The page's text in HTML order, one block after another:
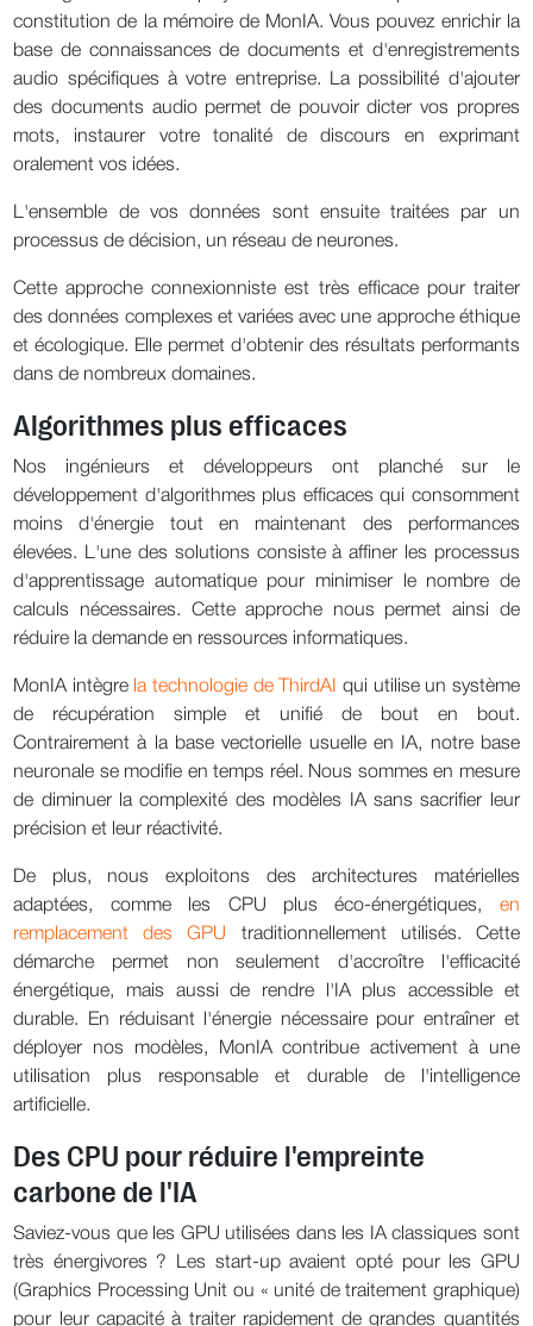
constitution de la mémoire de MonIA. Vous pouvez enrichir la
base de connaissances de documents et d'enregistrements
audio spécifiques à votre entreprise. La possibilité d'ajouter
des documents audio permet de pouvoir dicter vos propres
mots, instaurer votre tonalité de discours en exprimant
oralement vos idées.
L'ensemble de vos données sont ensuite traitées par un
processus de décision, un réseau de neurones.
Cette approche connexionniste est très efficace pour traiter
des données complexes et variées avec une approche éthique
et écologique. Elle permet d'obtenir des résultats performants
dans de nombreux domaines.
Algorithmes plus efficaces
Nos ingénieurs et développeurs ont planché sur le
développement d'algorithmes plus efficaces qui consomment
moins d'énergie tout en maintenant des performances
élevées. L'une des solutions consiste à affiner les processus
d'apprentissage automatique pour minimiser le nombre de
calculs nécessaires. Cette approche nous permet ainsi de
réduire la demande en ressources informatiques.
MonIA intègre la technologie de ThirdAI
qui utilise un système
de récupération simple et unifié de bout en bout.
Contrairement à la base vectorielle usuelle en IA, notre base
neuronale se modifie en temps réel. Nous sommes en mesure
de diminuer la complexité des modèles IA sans sacrifier leur
précision et leur réactivité.
De plus, nous exploitons des architectures matérielles
adaptées, comme les CPU plus éco-énergétiques, en
remplacement des GPU
traditionnellement utilisés. Cette
démarche permet non seulement d'accroître l'efficacité
énergétique, mais aussi de rendre l'IA plus accessible et
durable. En réduisant l'énergie nécessaire pour entraîner et
déployer nos modèles, MonIA contribue activement à une
utilisation plus responsable et durable de l'intelligence
artificielle.
Des CPU pour réduire l'empreinte
carbone de l'IA
Saviez-vous que les GPU utilisées dans les IA classiques sont
très énergivores ? Les start-up avaient opté pour les GPU
(Graphics Processing Unit ou « unité de traitement graphique)
pour leur capacité à traiter rapidement de grandes quantités